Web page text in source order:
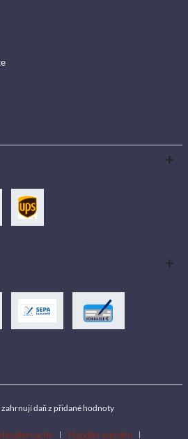
zahrnují daň z přidané hodnoty
Händler werden